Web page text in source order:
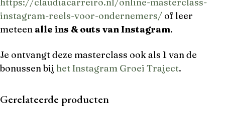
instagram-reels-voor-ondernemers/ of leer
meteen alle ins & outs van Instagram.
Je ontvangt deze masterclass ook als 1 van de
bonussen bij het Instagram Groei Traject.
Gerelateerde producten